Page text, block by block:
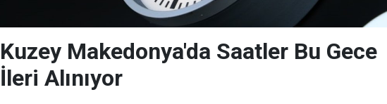
Kuzey Makedonya'da Saatler Bu Gece
İleri Alınıyor